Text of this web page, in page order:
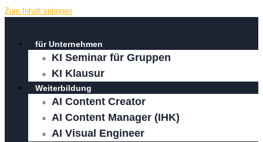
Zum Inhalt springen
für Unternehmen
KI Seminar für Gruppen
KI Klausur
Weiterbildung
AI Content Creator
AI Content Manager (IHK)
AI Visual Engineer